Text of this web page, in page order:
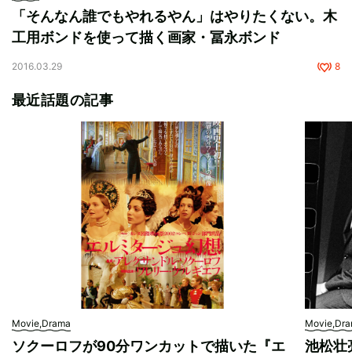
「そんなん誰でもやれるやん」はやりたくない。木
工用ボンドを使って描く画家・冨永ボンド
2016.03.29 8
最近話題の記事
Movie,Drama
ソクーロフが90分ワンカットで描いた『エ
池松壮